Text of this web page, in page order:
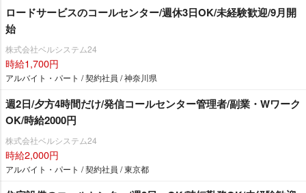
ロードサービスのコールセンター/週休3日OK/未経験歓迎/9月開
始
株式会社ベルシステム24
時給1,700円
アルバイト・パート / 契約社員 / 神奈川県
週2日/夕方4時間だけ/発信コールセンター管理者/副業・Wワーク
OK/時給2000円
株式会社ベルシステム24
時給2,000円
アルバイト・パート / 契約社員 / 東京都